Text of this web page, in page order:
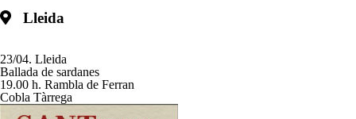
Lleida
23/04. Lleida
Ballada de sardanes
19.00 h. Rambla de Ferran
Cobla Tàrrega